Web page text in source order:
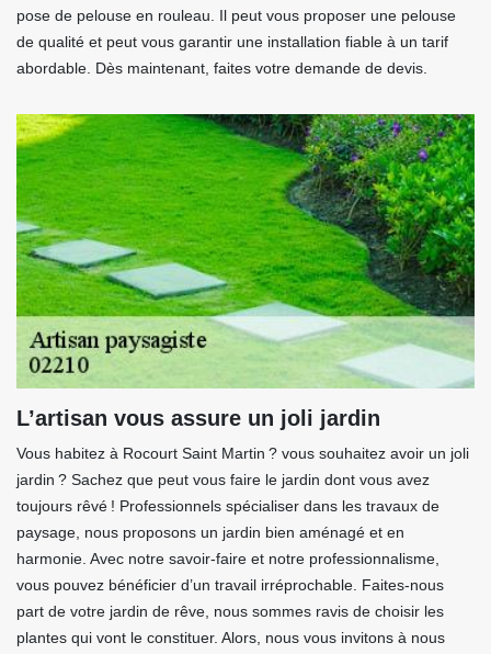
pose de pelouse en rouleau. Il peut vous proposer une pelouse
de qualité et peut vous garantir une installation fiable à un tarif
abordable. Dès maintenant, faites votre demande de devis.
L’artisan vous assure un joli jardin
Vous habitez à Rocourt Saint Martin ? vous souhaitez avoir un joli
jardin ? Sachez que peut vous faire le jardin dont vous avez
toujours rêvé ! Professionnels spécialiser dans les travaux de
paysage, nous proposons un jardin bien aménagé et en
harmonie. Avec notre savoir-faire et notre professionnalisme,
vous pouvez bénéficier d’un travail irréprochable. Faites-nous
part de votre jardin de rêve, nous sommes ravis de choisir les
plantes qui vont le constituer. Alors, nous vous invitons à nous